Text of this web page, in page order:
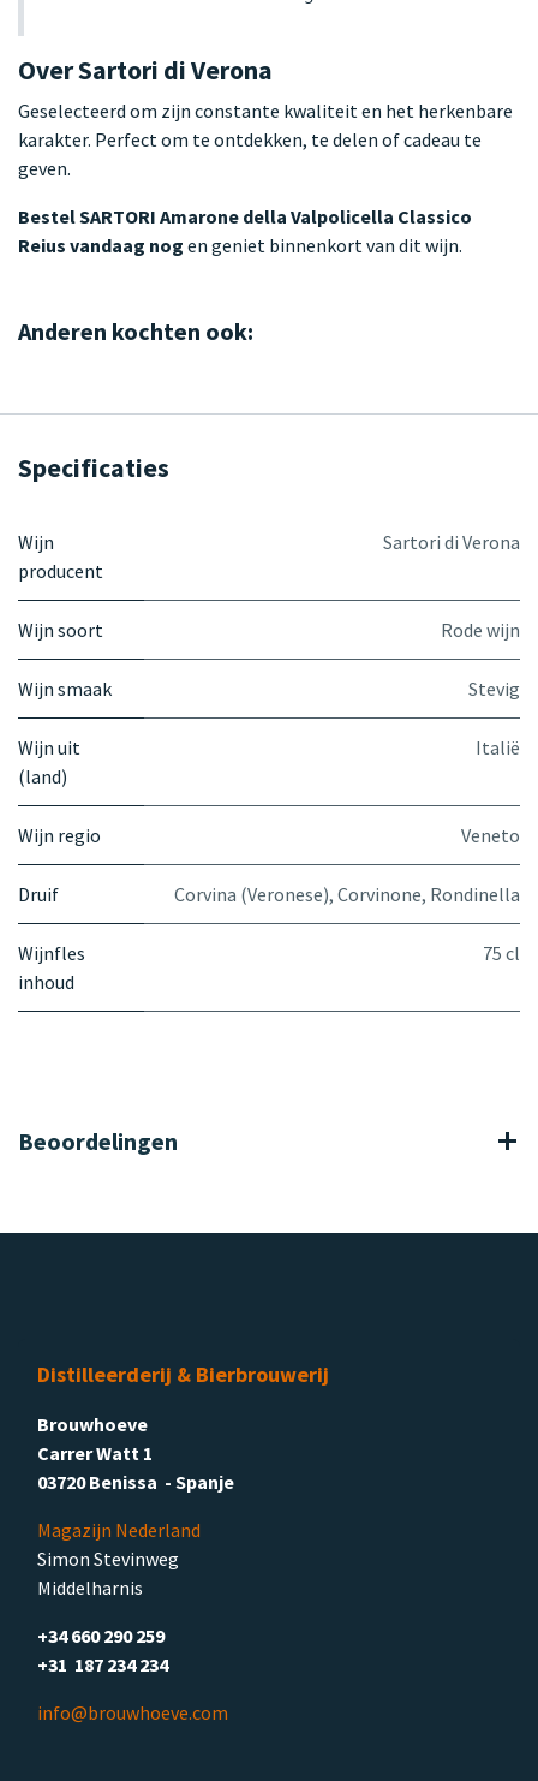
Over Sartori di Verona
Geselecteerd om zijn constante kwaliteit en het herkenbare
karakter. Perfect om te ontdekken, te delen of cadeau te
geven.
Bestel SARTORI Amarone della Valpolicella Classico
Reius vandaag nog en geniet binnenkort van dit wijn.
Anderen kochten ook:
Specificaties
Wijn
producent
Sartori di Verona
Wijn soort Rode wijn
Wijn smaak Stevig
Wijn uit
(land)
Italië
Wijn regio Veneto
Druif Corvina (Veronese), Corvinone, Rondinella
Wijnfles
inhoud
75 cl
Beoordelingen
Distilleerderij & Bierbrouwerij
Brouwhoeve
Carrer Watt 1
03720 Benissa - Spanje
Magazijn Nederland
Simon Stevinweg
Middelharnis
+34 660 290 259
+31 187 234 234
info@brouwhoeve.com